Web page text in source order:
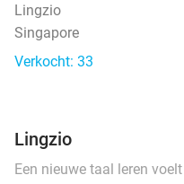
Lingzio
Singapore
Verkocht: 33
Lingzio
Een nieuwe taal leren